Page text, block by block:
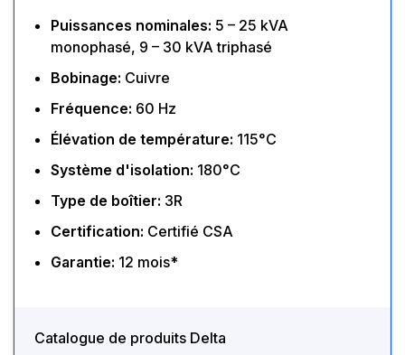
Puissances nominales: 5 – 25 kVA
monophasé, 9 – 30 kVA triphasé
Bobinage: Cuivre
Fréquence: 60 Hz
Élévation de température: 115°C
Système d'isolation: 180°C
Type de boîtier: 3R
Certification: Certifié CSA
Garantie: 12 mois*
Catalogue de produits Delta